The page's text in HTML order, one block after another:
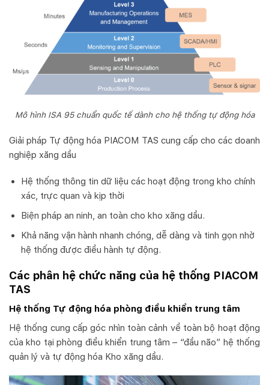
Mô hình ISA 95 chuẩn quốc tế dành cho hệ thống tự động hóa
Giải pháp Tự động hóa PIACOM TAS cung cấp cho các doanh
nghiệp xăng dầu
Hệ thống thông tin dữ liệu các hoạt động trong kho chính
xác, trực quan và kịp thời
Biện pháp an ninh, an toàn cho kho xăng dầu.
Khả năng vận hành nhanh chóng, dễ dàng và tinh gọn nhờ
hệ thống được điều hành tự động.
Các phân hệ chức năng của hệ thống PIACOM
TAS
Hệ thống Tự động hóa phòng điều khiển trung tâm
Hệ thống cung cấp góc nhìn toàn cảnh về toàn bộ hoạt động
của kho tại phòng điều khiển trung tâm – “đầu não” hệ thống
quản lý và tự động hóa Kho xăng dầu.